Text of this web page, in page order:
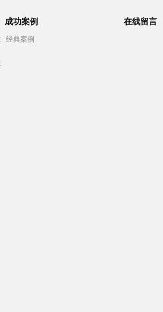
成功案例
经典案例
在线留言